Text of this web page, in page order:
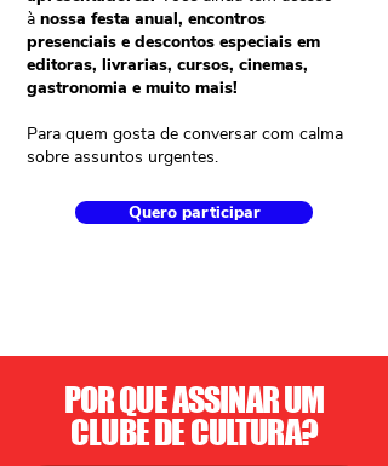
à nossa festa anual, encontros
presenciais e descontos especiais em
editoras, livrarias, cursos, cinemas,
gastronomia e muito mais!
Para quem gosta de conversar com calma
sobre assuntos urgentes.
Quero participar
POR QUE ASSINAR UM
CLUBE DE CULTURA?